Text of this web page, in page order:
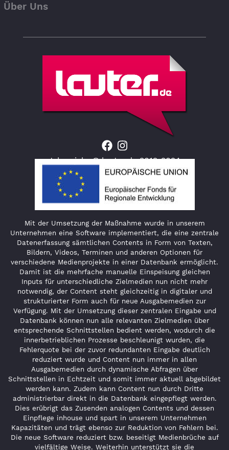
Über Uns
Jahresjahr © lauter.de 2012-2024
Mit der Umsetzung der Maßnahme wurde in unserem
Unternehmen eine Software implementiert, die eine zentrale
Datenerfassung sämtlichen Contents in Form von Texten,
Bildern, Videos, Terminen und anderen Optionen für
verschiedene Medienprojekte in einer Datenbank ermöglicht.
Damit ist die mehrfache manuelle Einspeisung gleichen
Inputs für unterschiedliche Zielmedien nun nicht mehr
notwendig, der Content steht gleichzeitig in digitaler und
strukturierter Form auch für neue Ausgabemedien zur
Verfügung. Mit der Umsetzung dieser zentralen Eingabe und
Datenbank können nun alle relevanten Zielmedien über
entsprechende Schnittstellen bedient werden, wodurch die
innerbetrieblichen Prozesse beschleunigt wurden, die
Fehlerquote bei der zuvor redundanten Eingabe deutlich
reduziert wurde und Content nun immer in allen
Ausgabemedien durch dynamische Abfragen über
Schnittstellen in Echtzeit und somit immer aktuell abgebildet
werden kann. Zudem kann Content nun durch Dritte
administrierbar direkt in die Datenbank eingepflegt werden.
Dies erübrigt das Zusenden analogen Contents und dessen
Einpflege inhouse und spart in unserem Unternehmen
Kapazitäten und trägt ebenso zur Reduktion von Fehlern bei.
Die neue Software reduziert bzw. beseitigt Medienbrüche auf
vielfältige Weise. Weiterhin unterstützt sie die